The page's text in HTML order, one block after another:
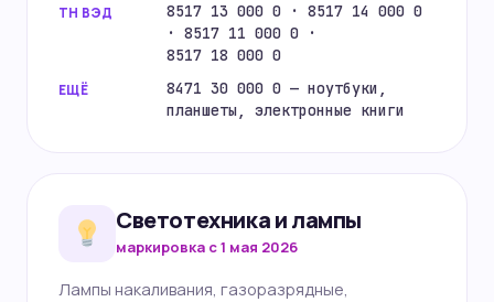
ТН ВЭД
8517 13 000 0 · 8517 14 000 0
· 8517 11 000 0 ·
8517 18 000 0
ЕЩЁ
8471 30 000 0 — ноутбуки,
планшеты, электронные книги
Светотехника и лампы
маркировка с 1 мая 2026
Лампы накаливания, газоразрядные,